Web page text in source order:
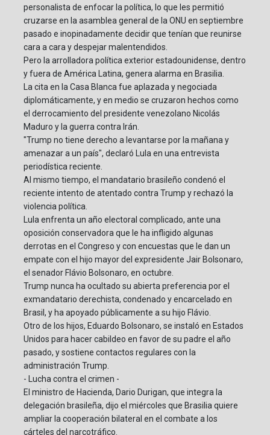
personalista de enfocar la política, lo que les permitió
cruzarse en la asamblea general de la ONU en septiembre
pasado e inopinadamente decidir que tenían que reunirse
cara a cara y despejar malentendidos.
Pero la arrolladora política exterior estadounidense, dentro
y fuera de América Latina, genera alarma en Brasilia.
La cita en la Casa Blanca fue aplazada y negociada
diplomáticamente, y en medio se cruzaron hechos como
el derrocamiento del presidente venezolano Nicolás
Maduro y la guerra contra Irán.
"Trump no tiene derecho a levantarse por la mañana y
amenazar a un país", declaró Lula en una entrevista
periodística reciente.
Al mismo tiempo, el mandatario brasileño condenó el
reciente intento de atentado contra Trump y rechazó la
violencia política.
Lula enfrenta un año electoral complicado, ante una
oposición conservadora que le ha infligido algunas
derrotas en el Congreso y con encuestas que le dan un
empate con el hijo mayor del expresidente Jair Bolsonaro,
el senador Flávio Bolsonaro, en octubre.
Trump nunca ha ocultado su abierta preferencia por el
exmandatario derechista, condenado y encarcelado en
Brasil, y ha apoyado públicamente a su hijo Flávio.
Otro de los hijos, Eduardo Bolsonaro, se instaló en Estados
Unidos para hacer cabildeo en favor de su padre el año
pasado, y sostiene contactos regulares con la
administración Trump.
- Lucha contra el crimen -
El ministro de Hacienda, Dario Durigan, que integra la
delegación brasileña, dijo el miércoles que Brasilia quiere
ampliar la cooperación bilateral en el combate a los
cárteles del narcotráfico.